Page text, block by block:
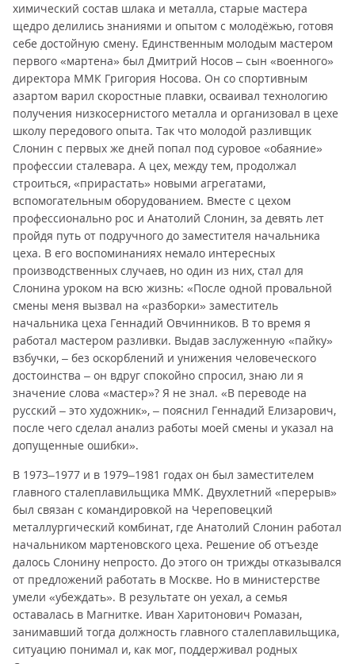
химический состав шлака и металла, старые мастера
щедро делились знаниями и опытом с молодёжью, готовя
себе достойную смену. Единственным молодым мастером
первого «мартена» был Дмитрий Носов – сын «военного»
директора ММК Григория Носова. Он со спортивным
азартом варил скоростные плавки, осваивал технологию
получения низкосернистого металла и организовал в цехе
школу передового опыта. Так что молодой разливщик
Слонин с первых же дней попал под суровое «обаяние»
профессии сталевара. А цех, между тем, продолжал
строиться, «прирастать» новыми агрегатами,
вспомогательным оборудованием. Вместе с цехом
профессионально рос и Анатолий Слонин, за девять лет
пройдя путь от подручного до заместителя начальника
цеха. В его воспоминаниях немало интересных
производственных случаев, но один из них, стал для
Слонина уроком на всю жизнь: «После одной провальной
смены меня вызвал на «разборки» заместитель
начальника цеха Геннадий Овчинников. В то время я
работал мастером разливки. Выдав заслуженную «пайку»
взбучки, – без оскорблений и унижения человеческого
достоинства – он вдруг спокойно спросил, знаю ли я
значение слова «мастер»? Я не знал. «В переводе на
русский – это художник», – пояснил Геннадий Елизарович,
после чего сделал анализ работы моей смены и указал на
допущенные ошибки».
В 1973–1977 и в 1979–1981 годах он был заместителем
главного сталеплавильщика ММК. Двухлетний «перерыв»
был связан с командировкой на Череповецкий
металлургический комбинат, где Анатолий Слонин работал
начальником мартеновского цеха. Решение об отъезде
далось Слонину непросто. До этого он трижды отказывался
от предложений работать в Москве. Но в министерстве
умели «убеждать». В результате он уехал, а семья
оставалась в Магнитке. Иван Харитонович Ромазан,
занимавший тогда должность главного сталеплавильщика,
ситуацию понимал и, как мог, поддерживал родных